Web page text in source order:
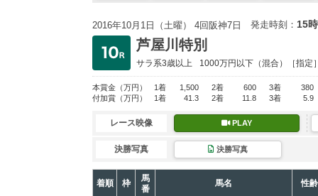
2016年10月1日（土曜） 4回阪神7日 発走時刻： 15
芦屋川特別
サラ系3歳以上 1000万円以下 （混合）［指定
本賞金 （万円） 1着 1,500 2着 600 3着
380
付加賞 （万円） 1着 41.3 2着 11.8 3着 5.9
レース映像 PLAY
決勝写真 決勝写真
着順 枠
馬
番
馬名 性齢